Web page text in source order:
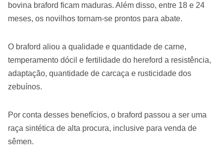
bovina braford ficam maduras. Além disso, entre 18 e 24
meses, os novilhos tornam-se prontos para abate.
O braford aliou a qualidade e quantidade de carne,
temperamento dócil e fertilidade do hereford a resistência,
adaptação, quantidade de carcaça e rusticidade dos
zebuínos.
Por conta desses benefícios, o braford passou a ser uma
raça sintética de alta procura, inclusive para venda de
sêmen.